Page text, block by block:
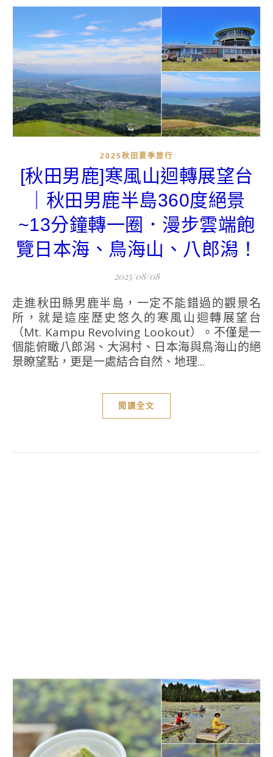
2025秋田夏季旅行
[秋田男鹿]寒風山迴轉展望台
｜秋田男鹿半島360度絕景
~13分鐘轉一圈．漫步雲端飽
覽日本海、鳥海山、八郎潟！
2025/08/08
走進秋田縣男鹿半島，一定不能錯過的觀景名
所，就是這座歷史悠久的寒風山迴轉展望台
（Mt. Kampu Revolving Lookout）。不僅是一
個能俯瞰八郎潟、大潟村、日本海與鳥海山的絕
景瞭望點，更是一處結合自然、地理...
閱讀全文